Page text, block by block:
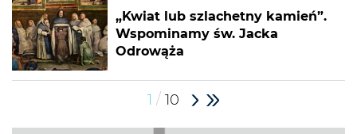
„Kwiat lub szlachetny kamień”.
Wspominamy św. Jacka
Odrowąża
1 / 10